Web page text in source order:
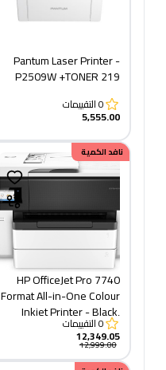
Pantum Laser Printer -
P2509W +TONER 219
0التقييمات
5,555.00
خصم649.95
نافد الكمية
HP OfficeJet Pro 7740
Format All-in-One Colour
Inkjet Printer - Black,
White
0التقييمات
12,349.05
12,999.00